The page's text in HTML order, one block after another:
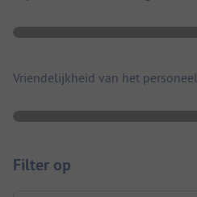
Vriendelijkheid van het personeel
Filter op